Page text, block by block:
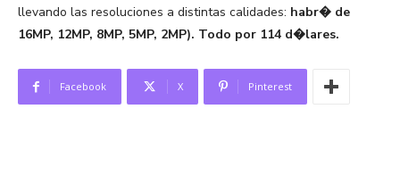
llevando las resoluciones a distintas calidades: habr� de
16MP, 12MP, 8MP, 5MP, 2MP). Todo por 114 d�lares.
Facebook X Pinterest